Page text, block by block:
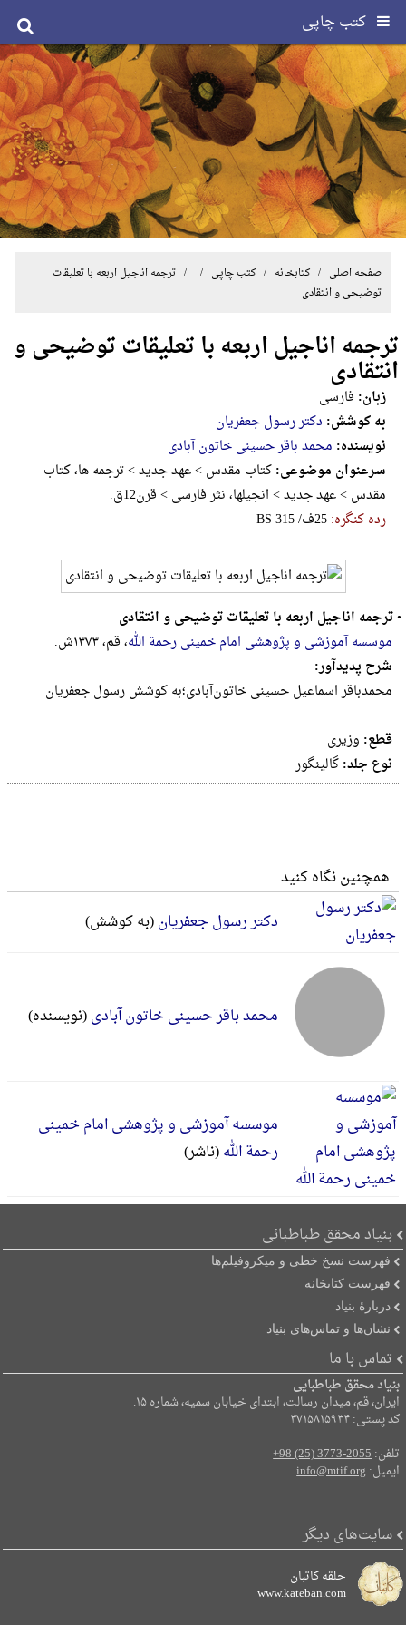
کتب چاپی
صفحه اصلی / کتابخانه /کتب چاپی / / ترجمه اناجیل اربعه با تعلیقات
توضیحی و انتقادی
ترجمه اناجیل اربعه با تعلیقات توضیحی و
انتقادی
زبان: فارسی
به کوشش: دکتر رسول جعفریان
نویسنده: محمد باقر حسینی خاتون آبادی
سرعنوان موضوعی:کتاب مقدس > عهد جدید > ترجمه ها، کتاب
مقدس > عهد جدید > انجیلها، نثر فارسی > قرن12ق.
رده کنگره:‎B‎‎‎S‎ ‎3‎1‎5‎ ‎/‎ف‎2‎5
•ترجمه اناجیل اربعه با تعلیقات توضیحی و انتقادی
موسسه آموزشی و پژوهشی امام خمینی رحمة الله، قم، ۱۳۷۳ش.
شرح پدیدآور:
محمدباقر ‌اسما‌عیل‌ حسینی‌ خاتون‌‌آباد‌ی‌؛به کوشش رسول جعفریان
قطع: وزيرى
نوع جلد:گالینگور
همچنین نگاه کنید
دکتر رسول جعفریان(به کوشش)
محمد باقر حسینی خاتون آبادی(نویسنده)
موسسه آموزشی و پژوهشی امام خمینی
رحمة الله(ناشر)
بنیاد محقق طباطبائی
فهرست نسخ خطی و میکروفیلم‌ها
فهرست کتابخانه
دربارۀ بنیاد
نشان‌ها و تماس‌های بنیاد
تماس با ما
بنیاد محقق طباطبایی
ایران، قم، میدان رسالت، ابتدای خیابان سمیه، شماره ۱۵.
کد پستی: ۳۷۱۵۸۱۵۹۳۴
تلفن:+98 (25) 3773-2055
ایمیل:info@mtif.org
سایت‌های دیگر
حلقه کاتبان
www.kateban.com